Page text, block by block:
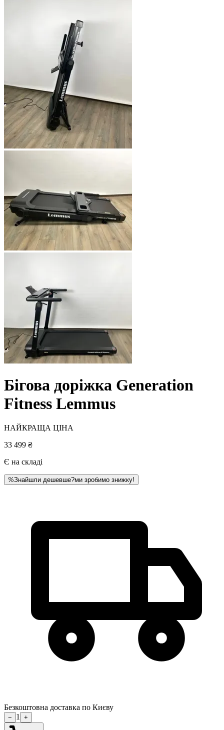
Бігова доріжка Generation
Fitness Lemmus
НАЙКРАЩА ЦІНА
33 499 ₴
Є на складі
%Знайшли дешевше?ми зробимо знижку!
Безкоштовна доставка по Києву
− 1 +